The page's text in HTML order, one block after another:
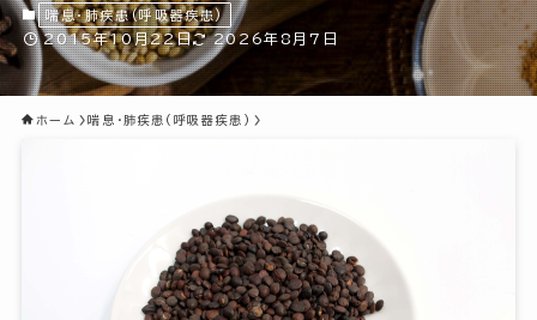
喘息・肺疾患(呼吸器疾患)
2015年10月22日 2026年8月7日
ホーム 喘息・肺疾患(呼吸器疾患)